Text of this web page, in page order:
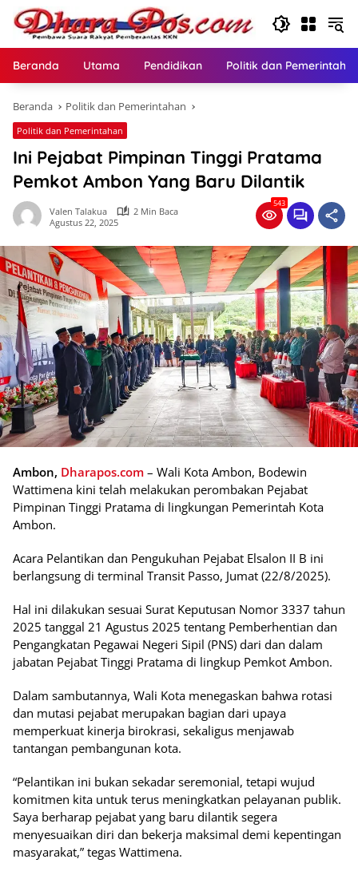
Langsung
konten
Beranda Utama Pendidikan Politik dan
Beranda Politik dan Pemerintahan
Politik dan Pemerintahan
Ini Pejabat Pimpinan Tinggi Pratama
Pemkot Ambon Yang Baru Dilantik
Valen Talakua
2 Min Baca
Agustus 22, 2025
543
Ambon, Dharapos.com – Wali Kota Ambon, Bodewin
Wattimena kini telah melakukan perombakan Pejabat
Pimpinan Tinggi Pratama di lingkungan Pemerintah Kota
Ambon.
Acara Pelantikan dan Pengukuhan Pejabat Elsalon II B ini
berlangsung di terminal Transit Passo, Jumat (22/8/2025).
Hal ini dilakukan sesuai Surat Keputusan Nomor 3337 tahun
2025 tanggal 21 Agustus 2025 tentang Pemberhentian dan
Pengangkatan Pegawai Negeri Sipil (PNS) dari dan dalam
jabatan Pejabat Tinggi Pratama di lingkup Pemkot Ambon.
Dalam sambutannya, Wali Kota menegaskan bahwa rotasi
dan mutasi pejabat merupakan bagian dari upaya
memperkuat kinerja birokrasi, sekaligus menjawab
tantangan pembangunan kota.
“Pelantikan ini bukan sekadar seremonial, tetapi wujud
komitmen kita untuk terus meningkatkan pelayanan publik.
Saya berharap pejabat yang baru dilantik segera
menyesuaikan diri dan bekerja maksimal demi kepentingan
masyarakat,” tegas Wattimena.